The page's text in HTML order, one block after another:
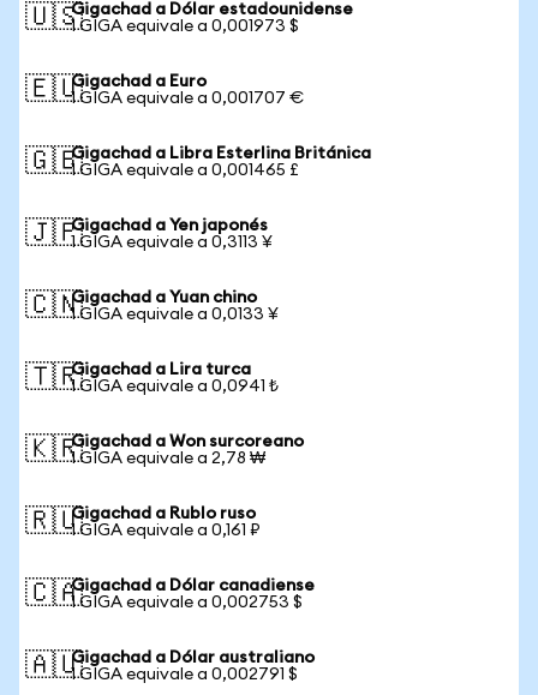
🇺🇸Gigachad a Dólar estadounidense
1 GIGA equivale a 0,001973 $
🇪🇺Gigachad a Euro
1 GIGA equivale a 0,001707 €
🇬🇧Gigachad a Libra Esterlina Británica
1 GIGA equivale a 0,001465 £
🇯🇵Gigachad a Yen japonés
1 GIGA equivale a 0,3113 ¥
🇨🇳Gigachad a Yuan chino
1 GIGA equivale a 0,0133 ¥
🇹🇷Gigachad a Lira turca
1 GIGA equivale a 0,0941 ₺
🇰🇷Gigachad a Won surcoreano
1 GIGA equivale a 2,78 ₩
🇷🇺Gigachad a Rublo ruso
1 GIGA equivale a 0,161 ₽
🇨🇦Gigachad a Dólar canadiense
1 GIGA equivale a 0,002753 $
🇦🇺Gigachad a Dólar australiano
1 GIGA equivale a 0,002791 $